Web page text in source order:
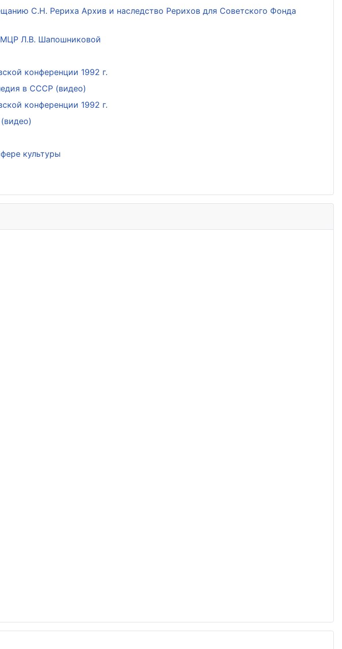
С.Н. Рериха Архив и наследство Рерихов для Советского Фонда
МЦР Л.В. Шапошниковой
конференции 1992 г.
в СССР (видео)
конференции 1992 г.
культуры